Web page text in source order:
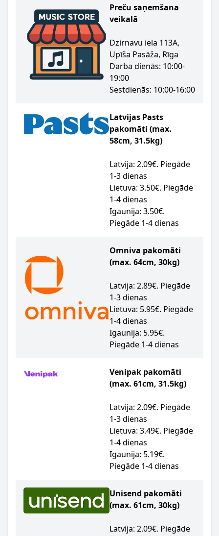
Preču saņemšana
veikalā
Dzirnavu iela 113A,
Upīša Pasāža, Rīga
Darba dienās: 10:00-
19:00
Sestdienās: 10:00-16:00
Latvijas Pasts
pakomāti (max.
58cm, 31.5kg)
Latvija: 2.09€. Piegāde
1-3 dienas
Lietuva: 3.50€. Piegāde
1-4 dienas
Igaunija: 3.50€.
Piegāde 1-4 dienas
Omniva pakomāti
(max. 64cm, 30kg)
Latvija: 2.89€. Piegāde
1-3 dienas
Lietuva: 5.95€. Piegāde
1-4 dienas
Igaunija: 5.95€.
Piegāde 1-4 dienas
Venipak pakomāti
(max. 61cm, 31.5kg)
Latvija: 2.09€. Piegāde
1-3 dienas
Lietuva: 3.49€. Piegāde
1-4 dienas
Igaunija: 5.19€.
Piegāde 1-4 dienas
Unisend pakomāti
(max. 61cm, 30kg)
Latvija: 2.09€. Piegāde